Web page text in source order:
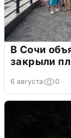
В Сочи
закрыли
6 августа 0